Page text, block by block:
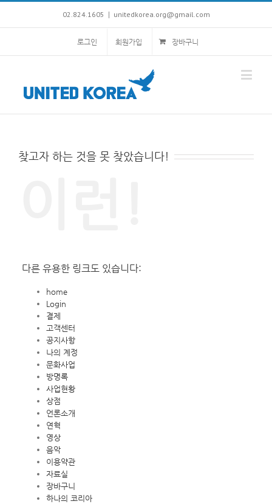
02.824.1605 unitedkorea.org@gmail.com
로그인 회원가입 장바구니
찾고자 하는 것을 못 찾았습니다!
다른 유용한 링크도 있습니다:
home
Login
결제
고객센터
공지사항
나의 계정
문화사업
방명록
사업현황
상점
언론소개
연혁
영상
음악
이용약관
자료실
장바구니
하나의 코리아